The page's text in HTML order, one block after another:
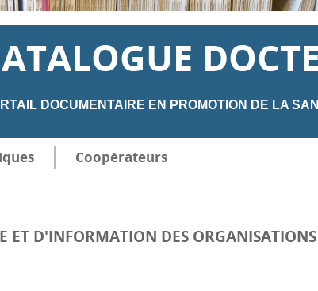
DOCUMENTAIRE EN PROMOTION DE LA
Coopérateurs
ET D'INFORMATION DES